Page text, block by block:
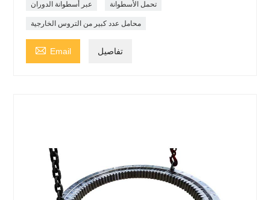
عبر أسطوانة الدوران تحمل الأسطوانة
محامل عدد كبير من التروس الخارجية
 Email تفاصيل